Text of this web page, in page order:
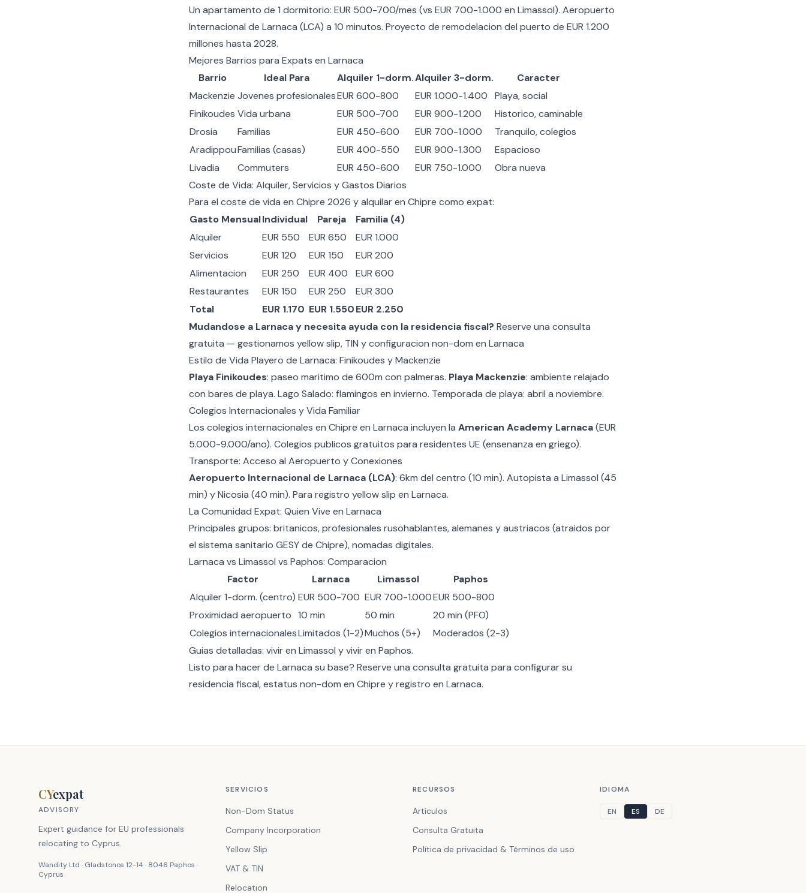
Un apartamento de 1 dormitorio: EUR 500-700/mes (vs EUR 700-1.000 en Limassol). Aeropuerto
Internacional de Larnaca (LCA) a 10 minutos. Proyecto de remodelacion del puerto de EUR 1.200
millones hasta 2028.
Mejores Barrios para Expats en Larnaca
Barrio
Ideal Para Alquiler 1-dorm.Alquiler 3-dorm.
Caracter
Mackenzie Jovenes profesionalesEUR 600-800 EUR 1.000-1.400
Playa, social
Finikoudes Vida urbana EUR 500-700 EUR 900-1.200
Historico, caminable
Drosia
Familias EUR 450-600 EUR 700-1.000
Tranquilo, colegios
AradippouFamilias (casas) EUR 400-550 EUR 900-1.300
Espacioso
Livadia
Commuters EUR 450-600 EUR 750-1.000
Obra nueva
Coste de Vida: Alquiler, Servicios y Gastos Diarios
Para el coste de vida en Chipre 2026 yalquilar en Chipre como expat:
Gasto MensualIndividual Pareja
Familia (4)
Alquiler
EUR 550 EUR 650
EUR 1.000
Servicios
EUR 120 EUR 150
EUR 200
Alimentacion
EUR 250 EUR 400
EUR 600
Restaurantes
EUR 150 EUR 250
EUR 300
Total
EUR 1.170 EUR 1.550EUR 2.250
Mudandose a Larnaca y necesita ayuda con la residencia fiscal? Reserve una consulta
gratuita — gestionamos yellow slip, TIN y configuracion non-dom en Larnaca
Estilo de Vida Playero de Larnaca: Finikoudes y Mackenzie
Playa Finikoudes: paseo maritimo de 600m con palmeras. Playa Mackenzie: ambiente relajado
con bares de playa. Lago Salado: flamingos en invierno. Temporada de playa: abril a noviembre.
Colegios Internacionales y Vida Familiar
Los colegios internacionales en Chipre en Larnaca incluyen la American Academy Larnaca(EUR
5.000-9.000/ano). Colegios publicos gratuitos para residentes UE (ensenanza en griego).
Transporte: Acceso al Aeropuerto y Conexiones
Aeropuerto Internacional de Larnaca (LCA): 6km del centro (10 min). Autopista a Limassol (45
min) y Nicosia (40 min). Para registro yellow slip en Larnaca.
La Comunidad Expat: Quien Vive en Larnaca
Principales grupos: britanicos, profesionales rusohablantes, alemanes y austriacos (atraidos por
el sistema sanitario GESY de Chipre), nomadas digitales.
Larnaca vs Limassol vs Paphos: Comparacion
Factor
Larnaca Limassol
Paphos
Alquiler 1-dorm. (centro) EUR 500-700 EUR 700-1.000EUR 500-800
Proximidad aeropuerto 10 min 50 min
20 min (PFO)
Colegios internacionalesLimitados (1-2)Muchos (5+)
Moderados (2-3)
Guias detalladas: vivir en Limassol yvivir en Paphos.
Listo para hacer de Larnaca su base? Reserve una consulta gratuita para configurar su
residencia fiscal,estatus non-dom en Chipre y registro en Larnaca.
CYexpat
ADVISORY
Expert guidance for EU professionals
relocating to Cyprus.
Wandity Ltd · Gladstonos 12-14 · 8046 Paphos ·
Cyprus
SERVICIOS
Non-Dom Status
Company Incorporation
Yellow Slip
VAT & TIN
Relocation
RECURSOS
Artículos
Consulta Gratuita
Política de privacidad & Términos de uso
IDIOMA
EN ES DE